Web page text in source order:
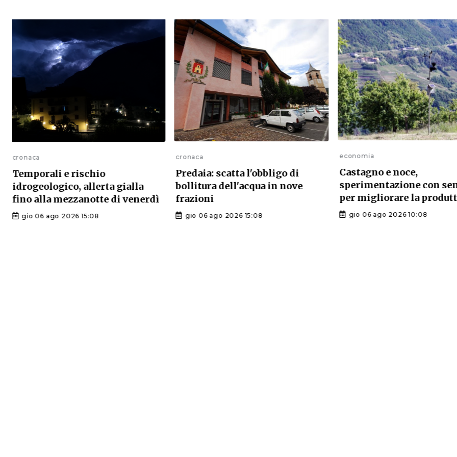
cronaca
Temporali e rischio
idrogeologico, allerta gialla
fino alla mezzanotte di venerdì
gio 06 ago 2026 15:08
cronaca
Predaia: scatta l'obbligo di
bollitura dell'acqua in nove
frazioni
gio 06 ago 2026 15:08
economia
Castagno e noce,
sperimentazione con
per migliorare la
gio 06 ago 2026 10:08